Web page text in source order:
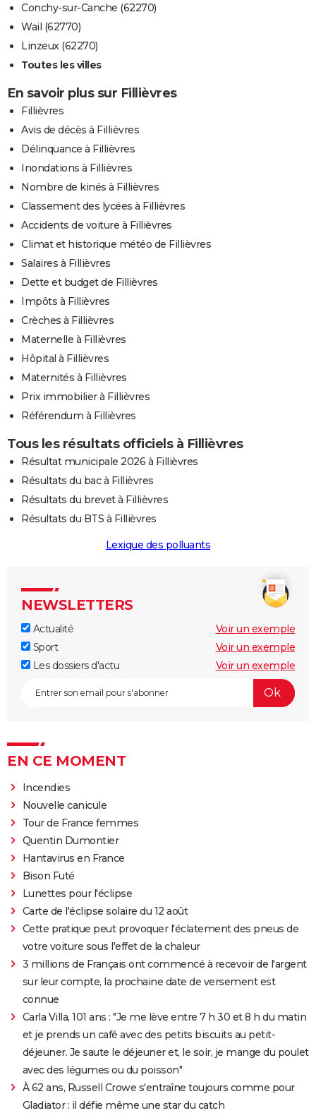
Conchy-sur-Canche (62270)
Wail (62770)
Linzeux (62270)
Toutes les villes
En savoir plus sur Fillièvres
Fillièvres
Avis de décès à Fillièvres
Délinquance à Fillièvres
Inondations à Fillièvres
Nombre de kinés à Fillièvres
Classement des lycées à Fillièvres
Accidents de voiture à Fillièvres
Climat et historique météo de Fillièvres
Salaires à Fillièvres
Dette et budget de Fillièvres
Impôts à Fillièvres
Crèches à Fillièvres
Maternelle à Fillièvres
Hôpital à Fillièvres
Maternités à Fillièvres
Prix immobilier à Fillièvres
Référendum à Fillièvres
Tous les résultats officiels à Fillièvres
Résultat municipale 2026 à Fillièvres
Résultats du bac à Fillièvres
Résultats du brevet à Fillièvres
Résultats du BTS à Fillièvres
Lexique des polluants
NEWSLETTERS
Actualité
Voir un exemple
Sport
Voir un exemple
Les dossiers d'actu
Voir un exemple
EN CE MOMENT
Incendies
Nouvelle canicule
Tour de France femmes
Quentin Dumontier
Hantavirus en France
Bison Futé
Lunettes pour l'éclipse
Carte de l'éclipse solaire du 12 août
Cette pratique peut provoquer l'éclatement des pneus de
votre voiture sous l'effet de la chaleur
3 millions de Français ont commencé à recevoir de l'argent
sur leur compte, la prochaine date de versement est
connue
Carla Villa, 101 ans : "Je me lève entre 7 h 30 et 8 h du matin
et je prends un café avec des petits biscuits au petit-
déjeuner. Je saute le déjeuner et, le soir, je mange du poulet
avec des légumes ou du poisson"
À 62 ans, Russell Crowe s'entraîne toujours comme pour
Gladiator : il défie même une star du catch